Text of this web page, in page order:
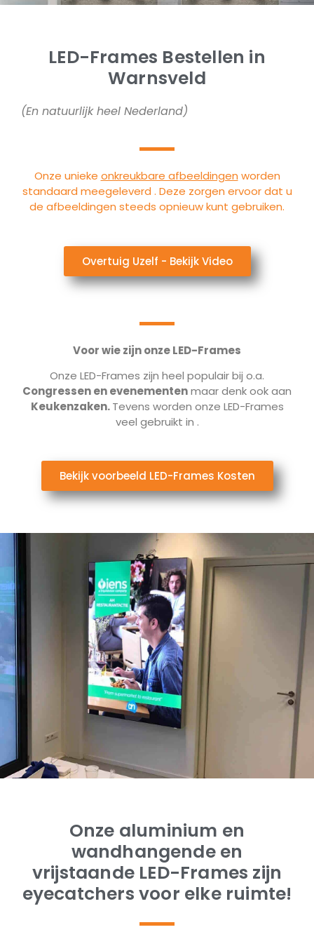
LED-Frames Bestellen in
Warnsveld
(En natuurlijk heel Nederland)
Onze unieke onkreukbare afbeeldingen worden
standaard meegeleverd . Deze zorgen ervoor dat u
de afbeeldingen steeds opnieuw kunt gebruiken.
Overtuig Uzelf - Bekijk Video
Voor wie zijn onze LED-Frames
Onze LED-Frames zijn heel populair bij o.a.
Congressen en evenementenmaar denk ook aan
Keukenzaken.Tevens worden onze LED-Frames
veel gebruikt in .
Bekijk voorbeeld LED-Frames Kosten
Onze aluminium en
wandhangende en
vrijstaande LED-Frames zijn
eyecatchers voor elke ruimte!